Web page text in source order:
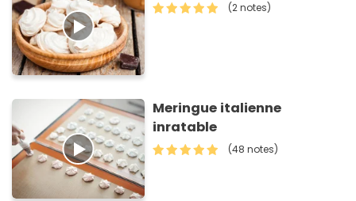
(2 notes)
Meringue italienne
inratable
(48 notes)